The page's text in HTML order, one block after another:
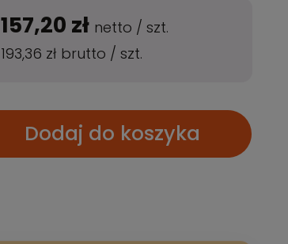
157,20 zł netto /szt.
193,36 zł brutto /szt.
Dodaj do koszyka